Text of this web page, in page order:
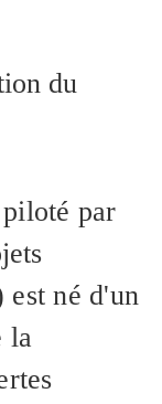
du
par
né d'un
la